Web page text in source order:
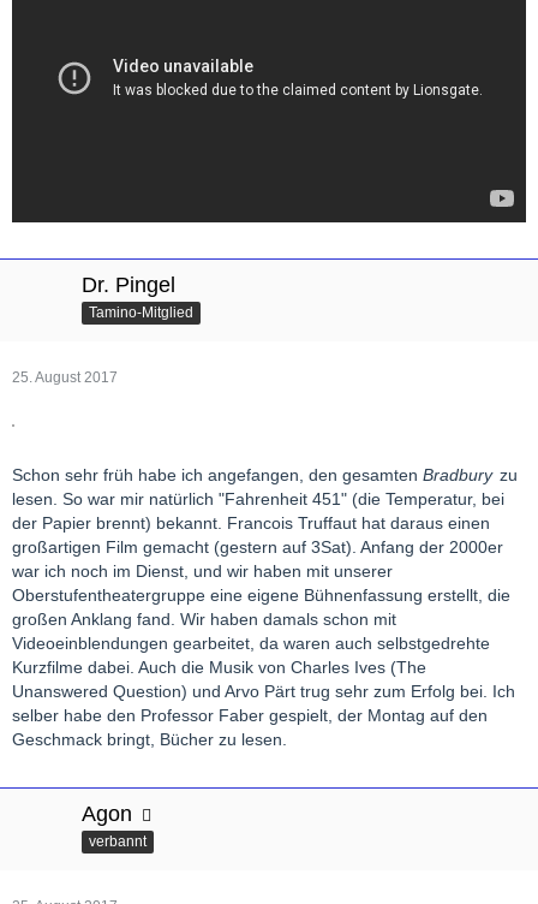
Dr. Pingel
Tamino-Mitglied
25. August 2017
Schon sehr früh habe ich angefangen, den gesamten Bradbury zu
lesen. So war mir natürlich "Fahrenheit 451" (die Temperatur, bei
der Papier brennt) bekannt. Francois Truffaut hat daraus einen
großartigen Film gemacht (gestern auf 3Sat). Anfang der 2000er
war ich noch im Dienst, und wir haben mit unserer
Oberstufentheatergruppe eine eigene Bühnenfassung erstellt, die
großen Anklang fand. Wir haben damals schon mit
Videoeinblendungen gearbeitet, da waren auch selbstgedrehte
Kurzfilme dabei. Auch die Musik von Charles Ives (The
Unanswered Question) und Arvo Pärt trug sehr zum Erfolg bei. Ich
selber habe den Professor Faber gespielt, der Montag auf den
Geschmack bringt, Bücher zu lesen.
Agon
verbannt